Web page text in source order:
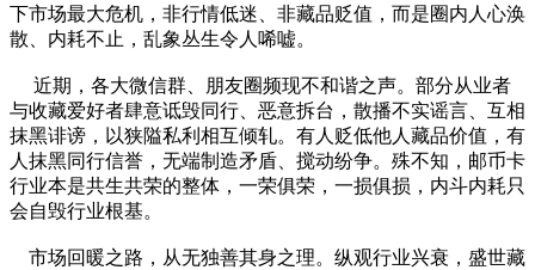
下市场最大危机，非行情低迷、非藏品贬值，而是圈内人心涣
散、内耗不止，乱象丛生令人唏嘘。
近期，各大微信群、朋友圈频现不和谐之声。部分从业者
与收藏爱好者肆意诋毁同行、恶意拆台，散播不实谣言、互相
抹黑诽谤，以狭隘私利相互倾轧。有人贬低他人藏品价值，有
人抹黑同行信誉，无端制造矛盾、搅动纷争。殊不知，邮币卡
行业本是共生共荣的整体，一荣俱荣，一损俱损，内斗内耗只
会自毁行业根基。
市场回暖之路，从无独善其身之理。纵观行业兴衰，盛世藏